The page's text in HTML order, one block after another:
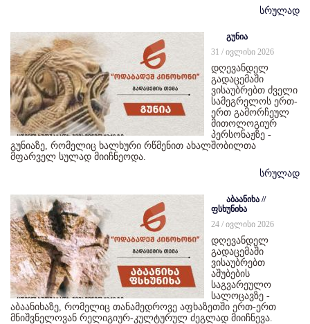
სრულად
გუნია
31 / ივლისი 2026
დღევანდელ
გადაცემაში
ვისაუბრებთ ძველი
სამეგრელოს ერთ-
ერთ გამორჩეულ
მითოლოგიურ
პერსონაჟზე -
გუნიაზე, რომელიც ხალხური რწმენით ახალშობილთა
მფარველ სულად მიიჩნეოდა.
სრულად
აბაანიხა //
ფსხუნიხა
24 / ივლისი 2026
დღევანდელ
გადაცემაში
ვისაუბრებთ
აშუბების
საგვარეულო
სალოცავზე -
აბაანიხაზე, რომელიც თანამედროვე აფხაზეთში ერთ-ერთ
მნიშვნელოვან რელიგიურ-კულტურულ ძეგლად მიიჩნევა.